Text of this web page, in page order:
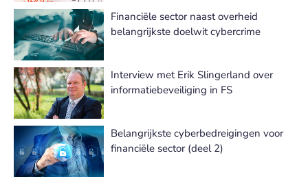
Financiële sector naast overheid
belangrijkste doelwit cybercrime
Interview met Erik Slingerland over
informatiebeveiliging in FS
Belangrijkste cyberbedreigingen voor
financiële sector (deel 2)